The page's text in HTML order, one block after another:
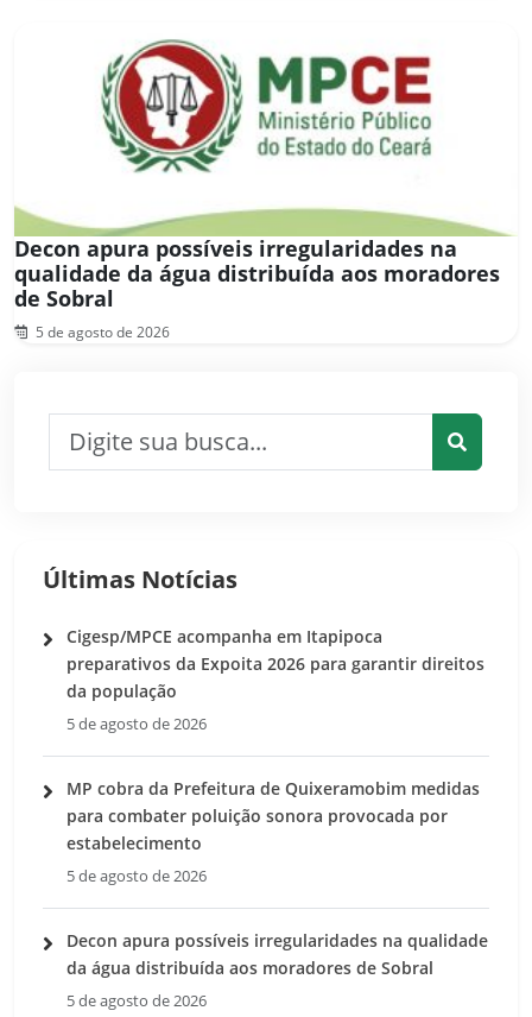
Decon apura possíveis irregularidades na
qualidade da água distribuída aos moradores
de Sobral
5 de agosto de 2026
Últimas Notícias
Cigesp/MPCE acompanha em Itapipoca
preparativos da Expoita 2026 para garantir direitos
da população
5 de agosto de 2026
MP cobra da Prefeitura de Quixeramobim medidas
para combater poluição sonora provocada por
estabelecimento
5 de agosto de 2026
Decon apura possíveis irregularidades na qualidade
da água distribuída aos moradores de Sobral
5 de agosto de 2026